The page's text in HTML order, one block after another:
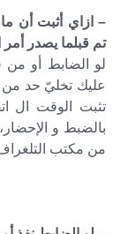
– ازاي أثبت أن
تم قبلما يصدر
لو الضابط أو
عليك تخليّ حد من
تثبت الوقت ال
بالضبط و
من مكتب